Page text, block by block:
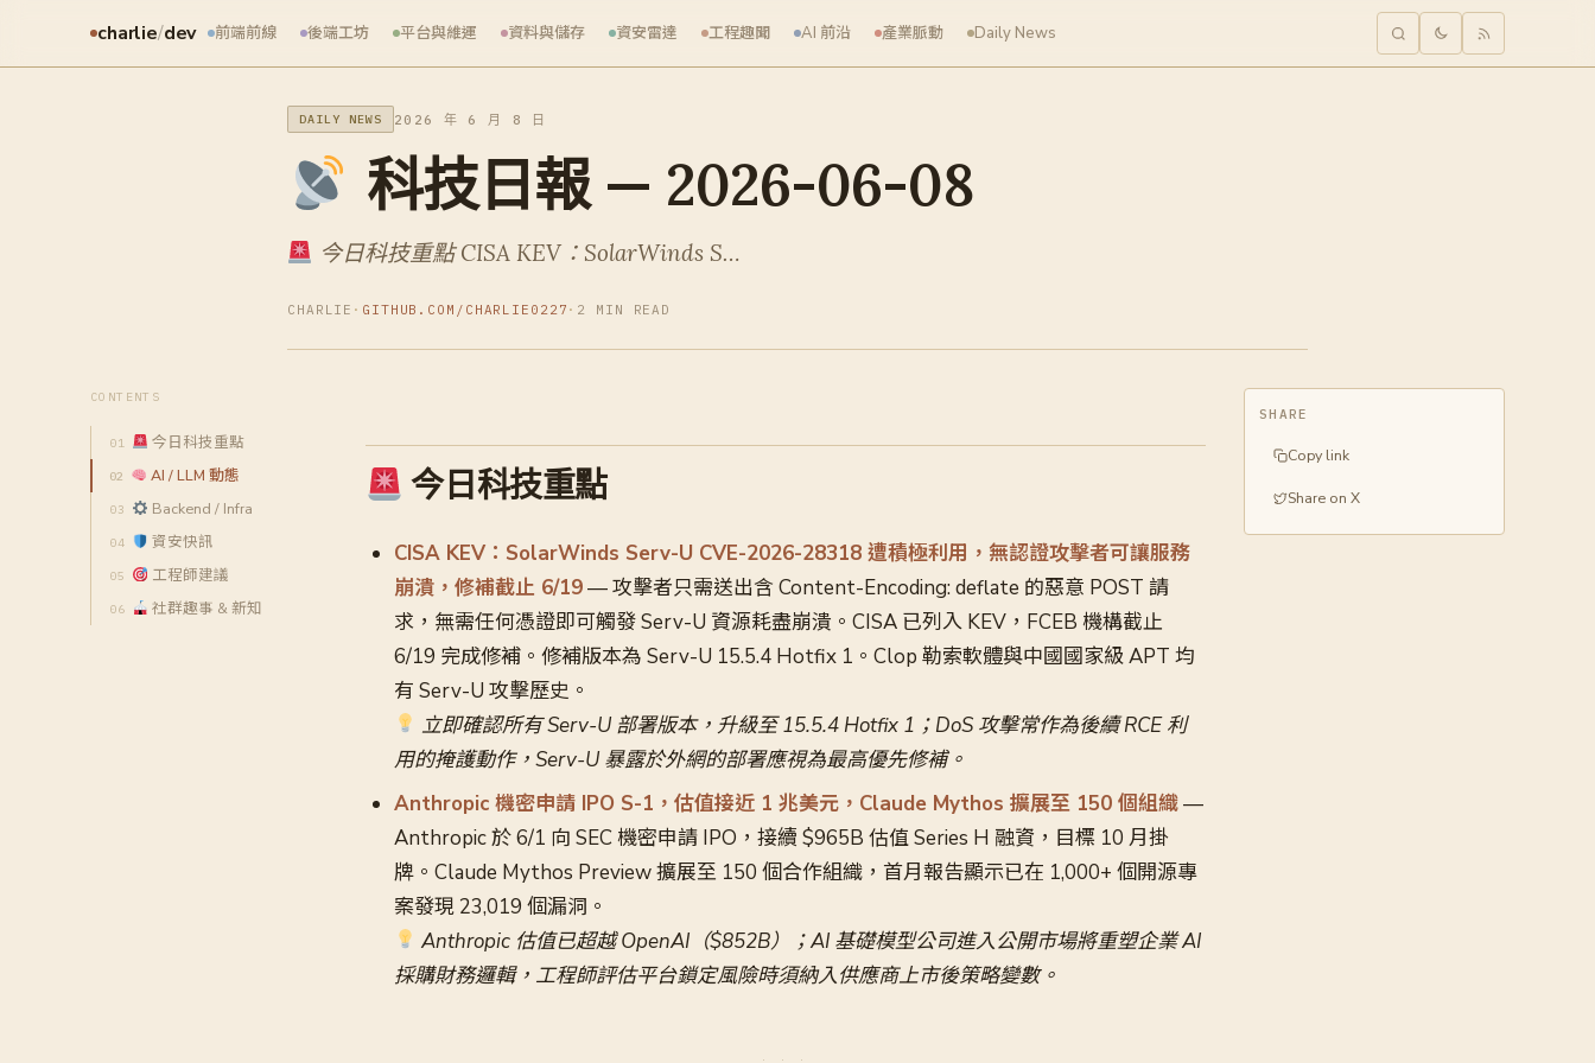
charlie/dev 前端前線 後端工坊 平台與維運 資料與儲存 資安雷達 工程趣聞 AI 前沿 產業脈動 Daily News
DAILY NEWS 2026 年 6 月 8 日
科技日報 — 2026-06-08
今日科技重點 CISA KEV：SolarWinds S…
CHARLIE · GITHUB.COM/CHARLIE0227 · 2 MIN READ
CONTENTS
今日科技重點
AI / LLM 動態
Backend / Infra
資安快訊
工程師建議
社群趣事 & 新知
今日科技重點
CISA KEV：SolarWinds Serv-U CVE-2026-28318 遭積極利用，無認證攻擊者可讓服務
崩潰，修補截止 6/19— 攻擊者只需送出含 Content-Encoding: deflate 的惡意 POST 請
求，無需任何憑證即可觸發 Serv-U 資源耗盡崩潰。CISA 已列入 KEV，FCEB 機構截止
6/19 完成修補。修補版本為 Serv-U 15.5.4 Hotfix 1。Clop 勒索軟體與中國國家級 APT 均
有 Serv-U 攻擊歷史。
立即確認所有 Serv-U 部署版本，升級至 15.5.4 Hotfix 1；DoS 攻擊常作為後續 RCE 利
用的掩護動作，Serv-U 暴露於外網的部署應視為最高優先修補。
Anthropic 機密申請 IPO S-1，估值接近 1 兆美元，Claude Mythos 擴展至 150 個組織—
Anthropic 於 6/1 向 SEC 機密申請 IPO，接續 $965B 估值 Series H 融資，目標 10 月掛
牌。Claude Mythos Preview 擴展至 150 個合作組織，首月報告顯示已在 1,000+ 個開源專
案發現 23,019 個漏洞。
Anthropic 估值已超越 OpenAI（$852B）；AI 基礎模型公司進入公開市場將重塑企業 AI
採購財務邏輯，工程師評估平台鎖定風險時須納入供應商上市後策略變數。
SHARE
Copy link
Share on X